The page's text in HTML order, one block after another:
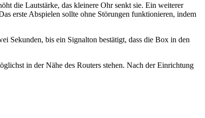
die Lautstärke, das kleinere Ohr senkt sie. Ein weiterer
erste Abspielen sollte ohne Störungen funktionieren, indem
Sekunden, bis ein Signalton bestätigt, dass die Box in den
in der Nähe des Routers stehen. Nach der Einrichtung